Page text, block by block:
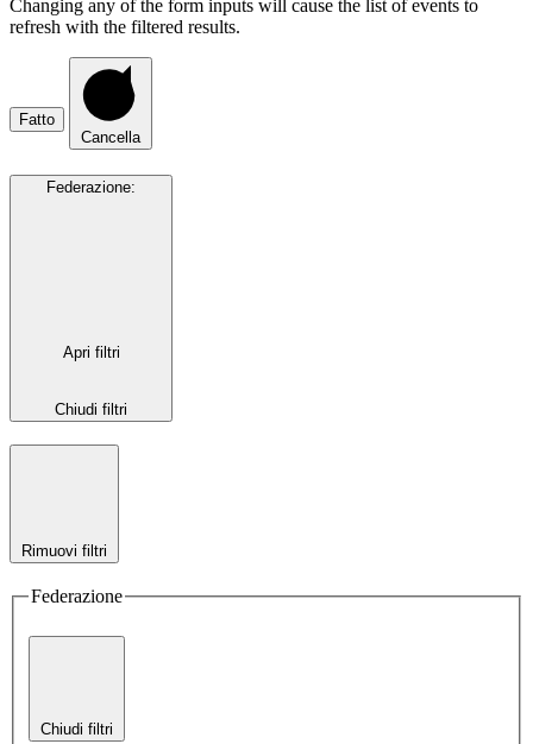
Changing any of the form inputs will cause the list of events to
refresh with the filtered results.
Fatto
Cancella
Federazione:
Apri filtri
Chiudi filtri
Rimuovi filtri
Federazione
Chiudi filtri